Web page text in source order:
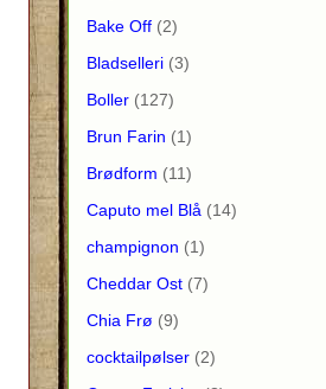
Bake Off (2)
Bladselleri (3)
Boller (127)
Brun Farin (1)
Brødform (11)
Caputo mel Blå (14)
champignon (1)
Cheddar Ost (7)
Chia Frø (9)
cocktailpølser (2)